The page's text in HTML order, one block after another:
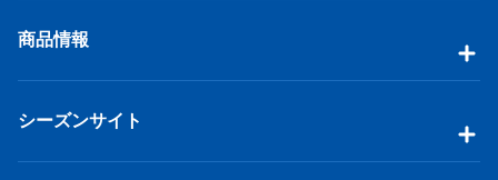
商品情報
シーズンサイト